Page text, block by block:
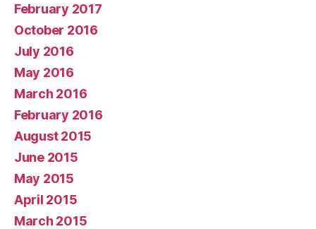
February 2017
October 2016
July 2016
May 2016
March 2016
February 2016
August 2015
June 2015
May 2015
April 2015
March 2015